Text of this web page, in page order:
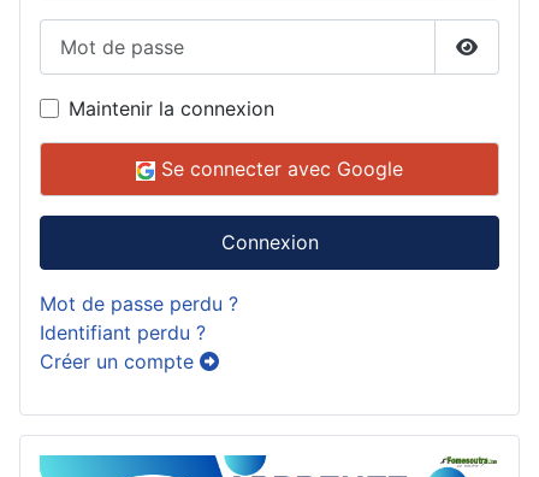
Maintenir la connexion
Se connecter avec Google
Connexion
Mot de passe perdu ?
Identifiant perdu ?
Créer un compte